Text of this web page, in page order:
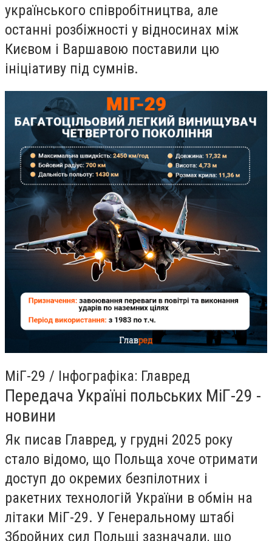
українського співробітництва, але
останні розбіжності у відносинах між
Києвом і Варшавою поставили цю
ініціативу під сумнів.
МіГ-29 / Інфографіка: Главред ​
Передача Україні польських МіГ-29 -
новини
Як писав Главред, у грудні 2025 року
стало відомо, що Польща хоче отримати
доступ до окремих безпілотних і
ракетних технологій України в обмін на
літаки МіГ-29. У Генеральному штабі
Збройних сил Польщі зазначали, що